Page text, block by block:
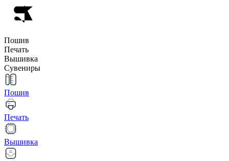
Пошив
Печать
Вышивка
Сувениры
Пошив
Печать
Вышивка